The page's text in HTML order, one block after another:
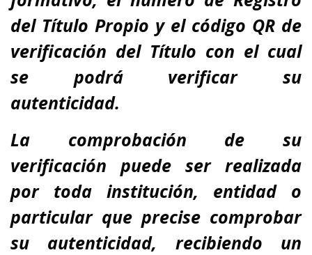
del Título Propio y el código QR de
verificación del Título con el cual
se podrá verificar su
autenticidad.
La comprobación de su
verificación puede ser realizada
por toda institución, entidad o
particular que precise comprobar
su autenticidad, recibiendo un